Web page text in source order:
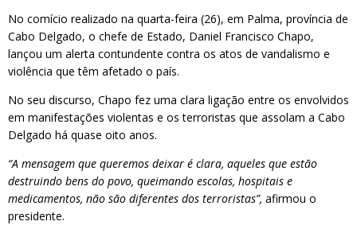
No comício realizado na quarta-feira (26), em Palma, província de
Cabo Delgado, o chefe de Estado, Daniel Francisco Chapo,
lançou um alerta contundente contra os atos de vandalismo e
violência que têm afetado o país.
No seu discurso, Chapo fez uma clara ligação entre os envolvidos
em manifestações violentas e os terroristas que assolam a Cabo
Delgado há quase oito anos.
“A mensagem que queremos deixar é clara, aqueles que estão
destruindo bens do povo, queimando escolas, hospitais e
medicamentos, não são diferentes dos terroristas”, afirmou o
presidente.